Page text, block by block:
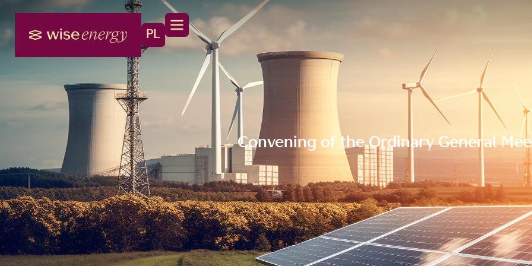
PL
Convening of the Ordinary General